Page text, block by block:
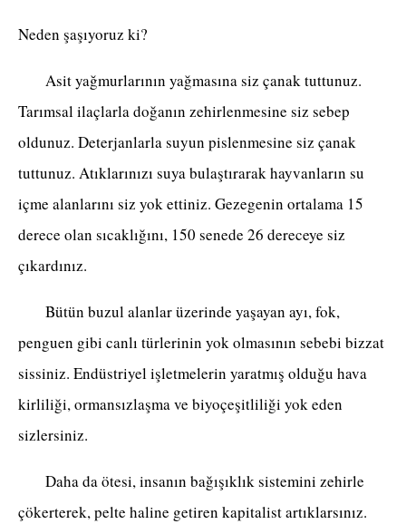
Neden şaşıyoruz ki?
Asit yağmurlarının yağmasına siz çanak tuttunuz.
Tarımsal ilaçlarla doğanın zehirlenmesine siz sebep
oldunuz. Deterjanlarla suyun pislenmesine siz çanak
tuttunuz. Atıklarınızı suya bulaştırarak hayvanların su
içme alanlarını siz yok ettiniz. Gezegenin ortalama 15
derece olan sıcaklığını, 150 senede 26 dereceye siz
çıkardınız.
Bütün buzul alanlar üzerinde yaşayan ayı, fok,
penguen gibi canlı türlerinin yok olmasının sebebi bizzat
sissiniz. Endüstriyel işletmelerin yaratmış olduğu hava
kirliliği, ormansızlaşma ve biyoçeşitliliği yok eden
sizlersiniz.
Daha da ötesi, insanın bağışıklık sistemini zehirle
çökerterek, pelte haline getiren kapitalist artıklarsınız.